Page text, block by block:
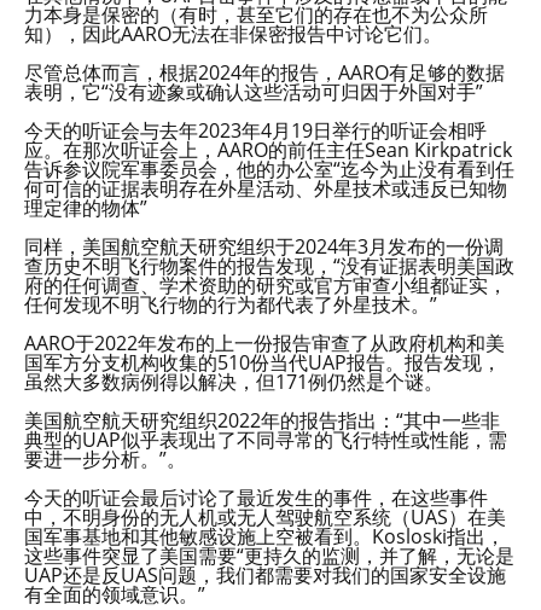
力本身是保密的（有时，甚至它们的存在也不为公众所
知），因此AARO无法在非保密报告中讨论它们。
尽管总体而言，根据2024年的报告，AARO有足够的数据
表明，它“没有迹象或确认这些活动可归因于外国对手”
今天的听证会与去年2023年4月19日举行的听证会相呼
应。在那次听证会上，AARO的前任主任Sean Kirkpatrick
告诉参议院军事委员会，他的办公室“迄今为止没有看到任
何可信的证据表明存在外星活动、外星技术或违反已知物
理定律的物体”
同样，美国航空航天研究组织于2024年3月发布的一份调
查历史不明飞行物案件的报告发现，“没有证据表明美国政
府的任何调查、学术资助的研究或官方审查小组都证实，
任何发现不明飞行物的行为都代表了外星技术。”
AARO于2022年发布的上一份报告审查了从政府机构和美
国军方分支机构收集的510份当代UAP报告。报告发现，
虽然大多数病例得以解决，但171例仍然是个谜。
美国航空航天研究组织2022年的报告指出：“其中一些非
典型的UAP似乎表现出了不同寻常的飞行特性或性能，需
要进一步分析。”。
今天的听证会最后讨论了最近发生的事件，在这些事件
中，不明身份的无人机或无人驾驶航空系统（UAS）在美
国军事基地和其他敏感设施上空被看到。Kosloski指出，
这些事件突显了美国需要“更持久的监测，并了解，无论是
UAP还是反UAS问题，我们都需要对我们的国家安全设施
有全面的领域意识。”